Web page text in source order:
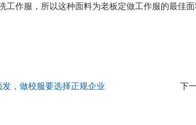
工作服，所以这种面料为老板定做工作服的最佳
发，做校服要选择正规企业 下